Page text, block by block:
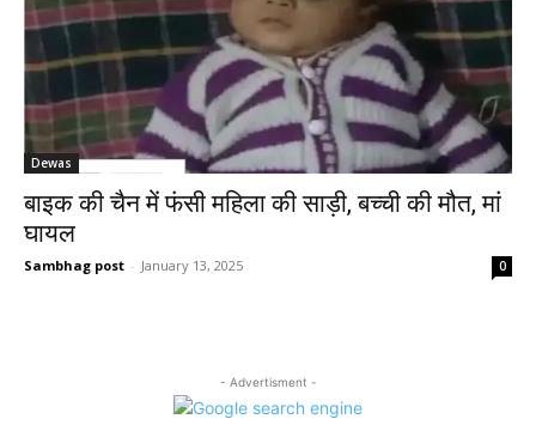
Dewas
बाइक की चैन में फंसी महिला की साड़ी, बच्ची की मौत, मां
घायल
Sambhag post - January 13, 2025 0
- Advertisment -